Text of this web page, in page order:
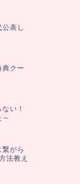
表し
典クー
い！
がら
法教え